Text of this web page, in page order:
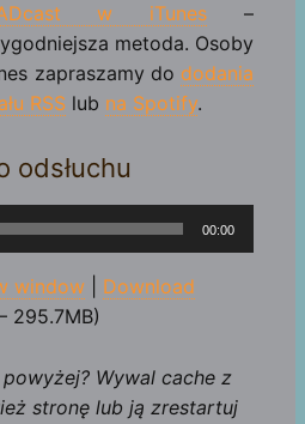
w iTunes –
metoda. Osoby
zapraszamy do dodania
RSS lub na Spotify.
odsłuchu
00:00
window| Download
295.7MB)
Wywal cache z
stronę lub ją zrestartuj